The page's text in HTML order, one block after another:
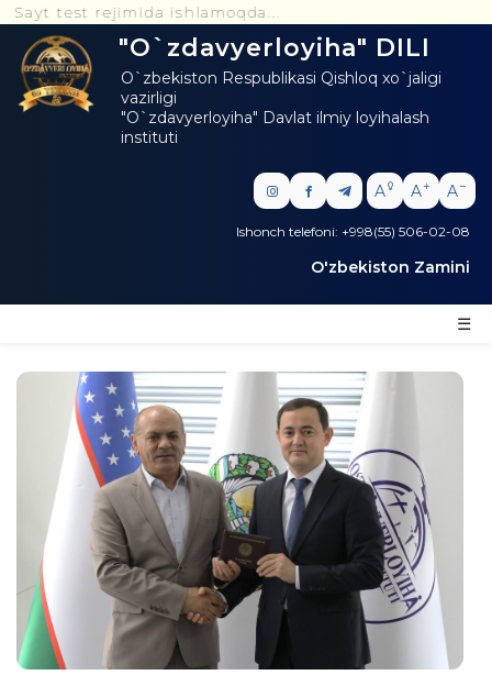
test rejimida ishlamoqda...
"O`zdavyerloyiha" DILI
O`zbekiston Respublikasi Qishloq xo`jaligi
vazirligi
"O`zdavyerloyiha" Davlat ilmiy loyihalash
instituti
A A A
Ishonch telefoni: +998(55) 506-02-08
O'zbekiston Zamini
☰